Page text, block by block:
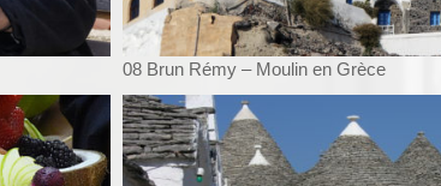
08 Brun Rémy – Moulin en Grèce